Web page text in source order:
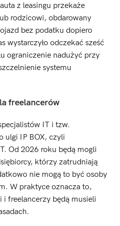
z leasingu przekaże
rodzicowi, obdarowany
bez podatku dopiero
wystarczyło odczekać sześć
ograniczenie nadużyć przy
systemu
freelancerów
IT i tzw.
ulgi IP BOX, czyli
Od 2026 roku będą mogli
którzy zatrudniają
nie mogą to być osoby
W praktyce oznacza to,
freelancerzy będą musieli